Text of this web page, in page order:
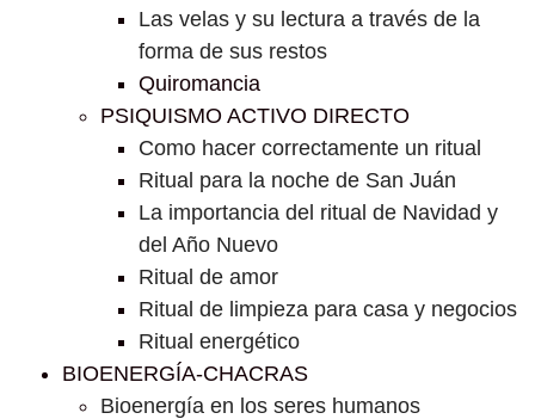
Las velas y su lectura a través de la
forma de sus restos
Quiromancia
PSIQUISMO ACTIVO DIRECTO
Como hacer correctamente un ritual
Ritual para la noche de San Juán
La importancia del ritual de Navidad y
del Año Nuevo
Ritual de amor
Ritual de limpieza para casa y negocios
Ritual energético
BIOENERGÍA-CHACRAS
Bioenergía en los seres humanos